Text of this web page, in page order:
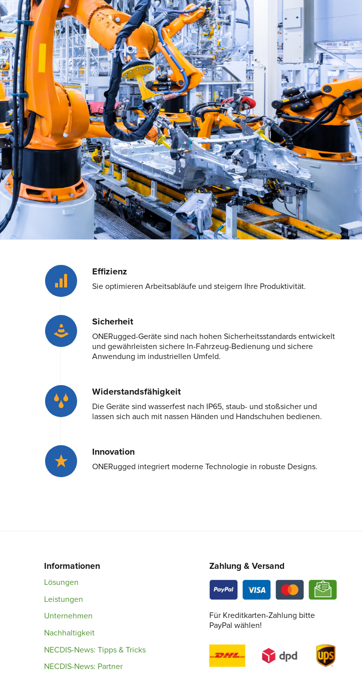
Effizienz
Sie optimieren Arbeitsabläufe und steigern Ihre Produktivität.
Sicherheit
ONERugged-Geräte sind nach hohen Sicherheitsstandards entwickelt
und gewährleisten sichere In-Fahrzeug-Bedienung und sichere
Anwendung im industriellen Umfeld.
Widerstandsfähigkeit
Die Geräte sind wasserfest nach IP65, staub- und stoßsicher und
lassen sich auch mit nassen Händen und Handschuhen bedienen.
Innovation
ONERugged integriert moderne Technologie in robuste Designs.
Informationen
Lösungen
Leistungen
Unternehmen
Nachhaltigkeit
NECDIS-News: Tipps & Tricks
NECDIS-News: Partner
Zahlung & Versand
Für Kreditkarten-Zahlung bitte
PayPal wählen!